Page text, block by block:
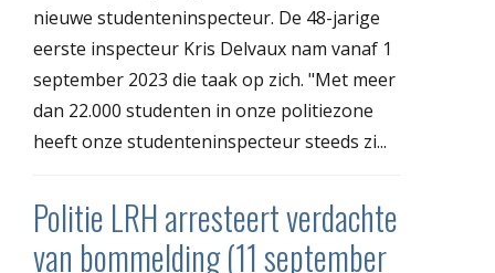
nieuwe studenteninspecteur. De 48-jarige
eerste inspecteur Kris Delvaux nam vanaf 1
september 2023 die taak op zich. "Met meer
dan 22.000 studenten in onze politiezone
heeft onze studenteninspecteur steeds zi...
Politie LRH arresteert verdachte
van bommelding (11 september